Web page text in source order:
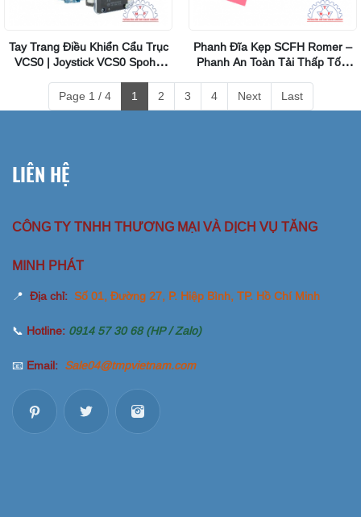
Tay Trang Điều Khiển Cẩu Trục
VCS0 | Joystick VCS0 Spohn
Phanh Đĩa Kẹp SCFH Romer –
Phanh An Toàn Tải Thấp Tốc,
Page 1 / 4
1 2 3 4 Next Last
LIÊN HỆ
CÔNG TY TNHH THƯƠNG MẠI VÀ DỊCH VỤ TĂNG
MINH PHÁT
📍 Địa chỉ: Số 01, Đường 27, P. Hiệp Bình, TP. Hồ Chí Minh
📞 Hotline: 0914 57 30 68 (HP / Zalo)
📧 Email: Sale04@tmpvietnam.com